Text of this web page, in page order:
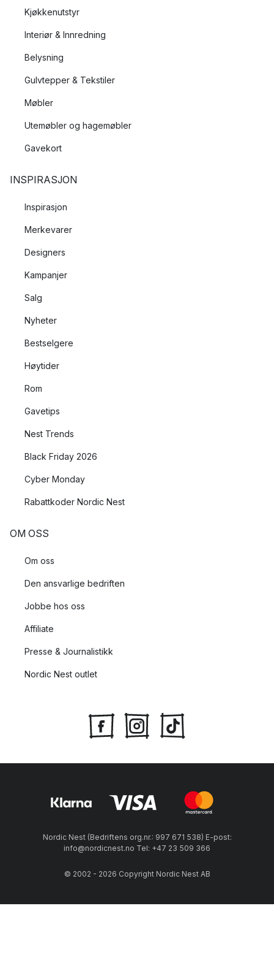
Kjøkkenutstyr
Interiør & Innredning
Belysning
Gulvtepper & Tekstiler
Møbler
Utemøbler og hagemøbler
Gavekort
INSPIRASJON
Inspirasjon
Merkevarer
Designers
Kampanjer
Salg
Nyheter
Bestselgere
Høytider
Rom
Gavetips
Nest Trends
Black Friday 2026
Cyber Monday
Rabattkoder Nordic Nest
OM OSS
Om oss
Den ansvarlige bedriften
Jobbe hos oss
Affiliate
Presse & Journalistikk
Nordic Nest outlet
Nordic Nest (Bedriftens org.nr.: 997 671 538) E-post:
info@nordicnest.no Tel: +47 23 509 366
© 2002 - 2026 Copyright Nordic Nest AB